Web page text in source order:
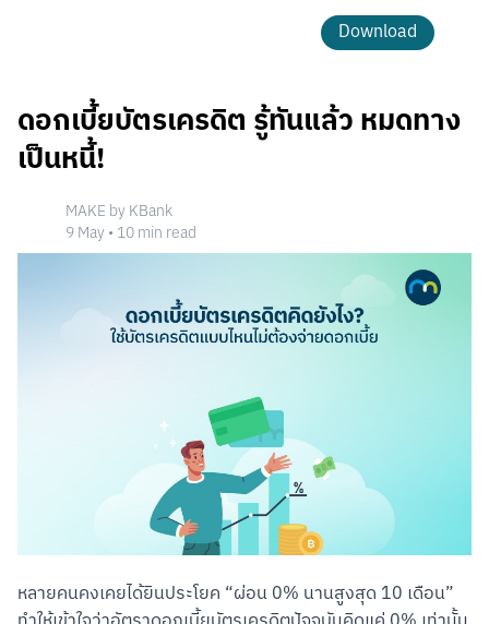
Download
ดอกเบี้ยบัตรเครดิต รู้ทันแล้ว หมดทาง
เป็นหนี้!
MAKE by KBank
9 May• 10min read
หลายคนคงเคยได้ยินประโยค “ผ่อน 0% นานสูงสุด 10 เดือน”